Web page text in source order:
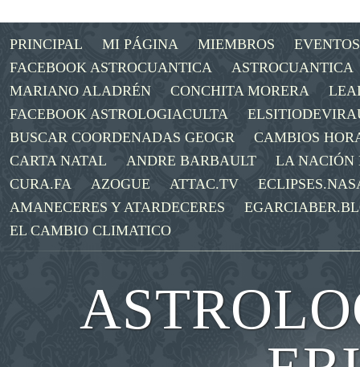
PRINCIPAL MI PÁGINA MIEMBROS
EVENTOS
FACEBOOK ASTROCUANTICA
ASTROCUANTICA
MARIANO ALADRÉN
CONCHITA MORERA
FACEBOOK ASTROLOGIACULTA
BUSCAR COORDENADAS GEOGR
CAMBIOS
CARTA NATAL
ANDRE BARBAULT
LA NACIÓN
CURA.FA
AZOGUE ATTAC.TV
AMANECERES Y ATARDECERES
EL CAMBIO CLIMATICO